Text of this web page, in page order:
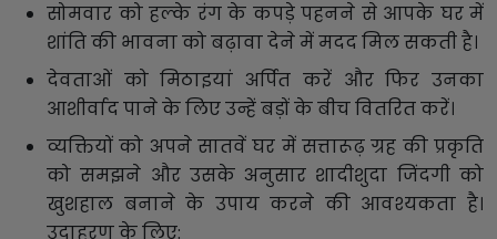
सोमवार को हल्के रंग के कपड़े पहनने से आपके घर में
शांति की भावना को बढ़ावा देने में मदद मिल सकती है।
देवताओं को मिठाइयां अर्पित करें और फिर उनका
आशीर्वाद पाने के लिए उन्हें बड़ों के बीच वितरित करें।
व्यक्तियों को अपने सातवें घर में सत्तारूढ़ ग्रह की प्रकृति
को समझने और उसके अनुसार शादीशुदा जिंदगी को
खुशहाल बनाने के उपाय करने की आवश्यकता है।
उदाहरण के लिए: